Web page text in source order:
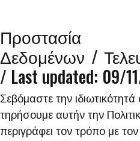
Προστασία
Δεδομένων /
/ Last updated: 09/
Σεβόμαστε την
τηρήσουμε αυτήν την
περιγράφει τον τρόπο με